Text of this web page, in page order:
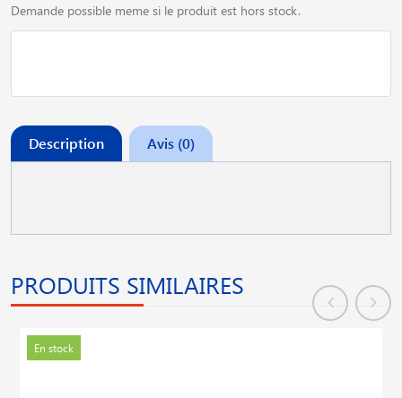
Demande possible meme si le produit est hors stock.
Description Avis (0)
PRODUITS SIMILAIRES
En stock